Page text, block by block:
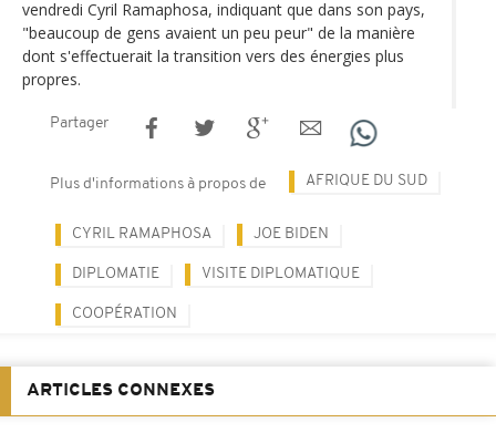
vendredi Cyril Ramaphosa, indiquant que dans son pays,
"beaucoup de gens avaient un peu peur" de la manière
dont s'effectuerait la transition vers des énergies plus
propres.
Partager
Plus d'informations à propos de AFRIQUE DU SUD
CYRIL RAMAPHOSA JOE BIDEN
DIPLOMATIE VISITE DIPLOMATIQUE
COOPÉRATION
ARTICLES CONNEXES